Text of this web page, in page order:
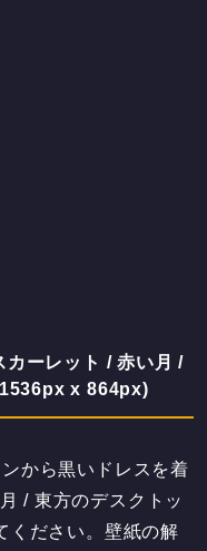
カーレット / 赤い月 /
x 864px)
から黒いドレスを着
/ 東方のデスクトッ
ください。壁紙の解